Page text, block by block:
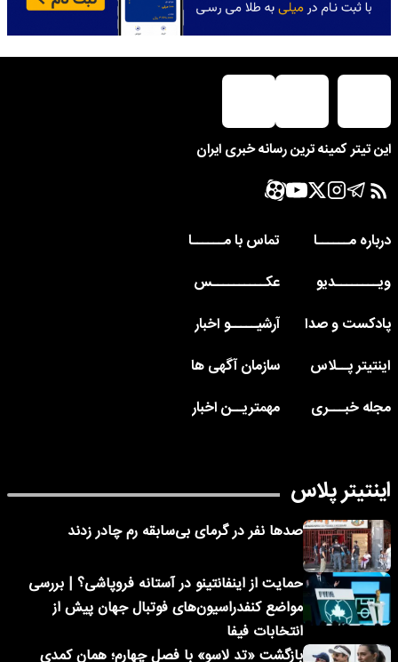
این تیتر کمینه ترین رسانه خبری ایران
درباره مــــــا
تماس با مــــــا
ویــــــــدیو
عکــــــــــس
پادکست و صدا
آرشیـــــو اخبار
اینتیتر پــلاس
سازمان آگهی ها
مجله خبـــری
مهمتریــن اخبار
اینتیتر پلاس
صدها نفر در گرمای بی‌سابقه رم چادر زدند
حمایت از اینفانتینو در آستانه فروپاشی؟ | بررسی
مواضع کنفدراسیون‌های فوتبال جهان پیش از
انتخابات فیفا
بازگشت «تد لاسو» با فصل چهارم؛ همان کمدی